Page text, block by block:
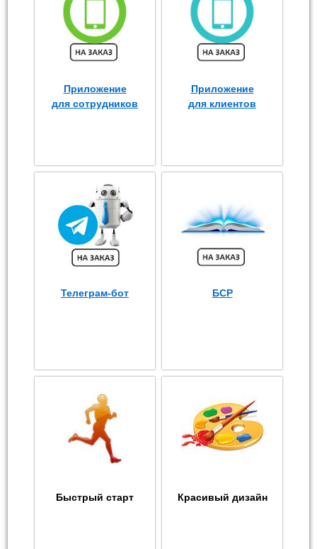
Приложение
для сотрудников
Приложение
для клиентов
Телеграм-бот БСР
Быстрый старт Красивый дизайн